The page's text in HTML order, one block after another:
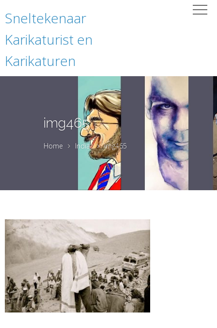
Sneltekenaar
Karikaturist en
Karikaturen
img465
Home India img465